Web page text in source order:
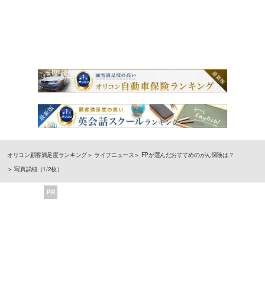
オリコン顧客満足度ランキング ライフニュース
FPが選んだおすすめのがん保険は？
写真詳細（1/2枚）
PR